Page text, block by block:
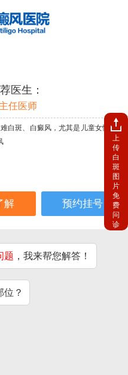
医生：
任医师
难白斑、白癜风，尤其是儿童女性、大
解 预约挂号
题 ，我来帮您解答！
位？
上
传
白
斑
图
片
免
费
问
诊